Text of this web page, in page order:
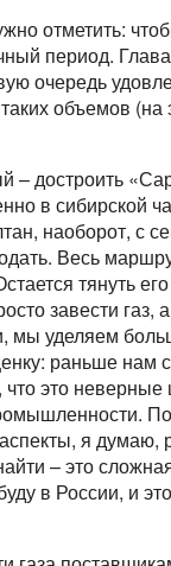
отметить:
период. Глава
очередь
объемов (на
– достроить
в сибирской
наоборот, с
Весь
тянуть
завести газ, а
мы уделяем
раньше нам
это
я думаю,
– это
в России, и